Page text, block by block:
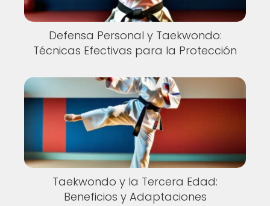
Defensa Personal y Taekwondo:
Técnicas Efectivas para la Protección
Taekwondo y la Tercera Edad:
Beneficios y Adaptaciones